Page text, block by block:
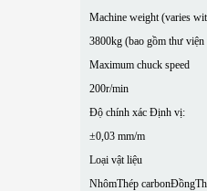
Machine weight (varies
3800kg (bao gồm thư
Maximum chuck speed
200r/min
Độ chính xác Định vị:
±0,03 mm/m
Loại vật liệu
NhômThép carbonĐồng